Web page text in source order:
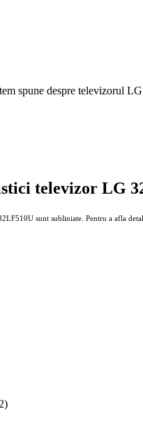
spune despre televizorul
televizor LG
sunt subliniate. Pentru a afla